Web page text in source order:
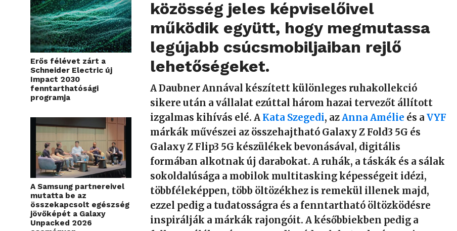
Erős félévet zárt a
Schneider Electric új
Impact 2030
fenntarthatósági
programja
A Samsung partnereivel
mutatta be az
összekapcsolt egészség
jövőképét a Galaxy
Unpacked 2026
közösség jeles képviselőivel
működik együtt, hogy megmutassa
legújabb csúcsmobiljaiban rejlő
lehetőségeket.
A Daubner Annával készített különleges ruhakollekció
sikere után a vállalat ezúttal három hazai tervezőt állított
izgalmas kihívás elé. A Kata Szegedi, azAnna Amélie és aVYF
márkák művészei az összehajtható Galaxy Z Fold3 5G és
Galaxy Z Flip3 5G készülékek bevonásával, digitális
formában alkotnak új darabokat. A ruhák, a táskák és a sálak
sokoldalúsága a mobilok multitasking képességeit idézi,
többféleképpen, több öltözékhez is remekül illenek majd,
ezzel pedig a tudatosságra és a fenntartható öltözködésre
inspirálják a márkák rajongóit. A későbbiekben pedig a